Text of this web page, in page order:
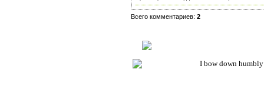
Всего комментариев: 2
I bow down humbly